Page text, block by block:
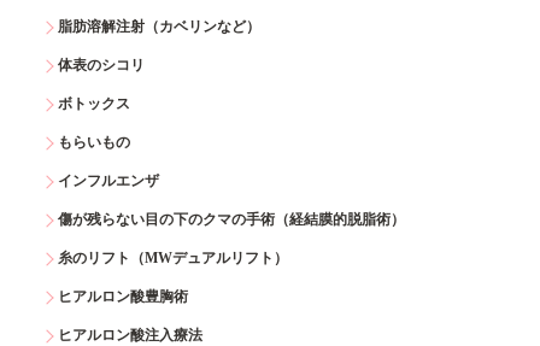
脂肪溶解注射（カベリンなど）
体表のシコリ
ボトックス
もらいもの
インフルエンザ
傷が残らない目の下のクマの手術（経結膜的脱脂術）
糸のリフト（MWデュアルリフト）
ヒアルロン酸豊胸術
ヒアルロン酸注入療法